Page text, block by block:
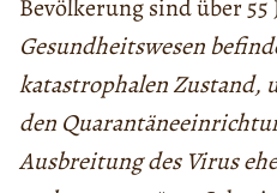
Bevölkerung sind über 55
Gesundheitswesen
katastrophalen Zustand,
den
Ausbreitung des Virus